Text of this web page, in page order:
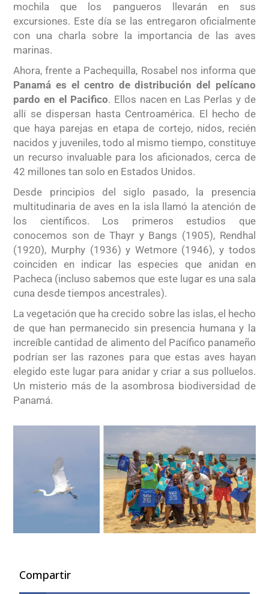
mochila que los pangueros llevarán en sus
excursiones. Este día se las entregaron oficialmente
con una charla sobre la importancia de las aves
marinas.
Ahora, frente a Pachequilla, Rosabel nos informa que
Panamá es el centro de distribución del pelícano
pardo en el Pacifico. Ellos nacen en Las Perlas y de
allí se dispersan hasta Centroamérica. El hecho de
que haya parejas en etapa de cortejo, nidos, recién
nacidos y juveniles, todo al mismo tiempo, constituye
un recurso invaluable para los aficionados, cerca de
42 millones tan solo en Estados Unidos.
Desde principios del siglo pasado, la presencia
multitudinaria de aves en la isla llamó la atención de
los científicos. Los primeros estudios que
conocemos son de Thayr y Bangs (1905), Rendhal
(1920), Murphy (1936) y Wetmore (1946), y todos
coinciden en indicar las especies que anidan en
Pacheca (incluso sabemos que este lugar es una sala
cuna desde tiempos ancestrales).
La vegetación que ha crecido sobre las islas, el hecho
de que han permanecido sin presencia humana y la
increíble cantidad de alimento del Pacífico panameño
podrían ser las razones para que estas aves hayan
elegido este lugar para anidar y criar a sus polluelos.
Un misterio más de la asombrosa biodiversidad de
Panamá.
Compartir